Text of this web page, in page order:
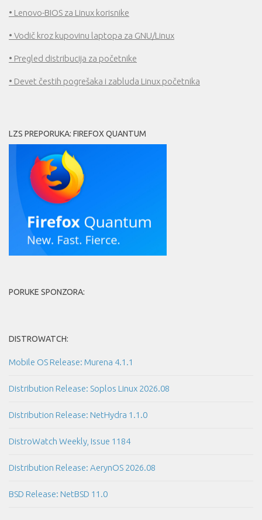
• Lenovo-BIOS za Linux korisnike
• Vodič kroz kupovinu laptopa za GNU/Linux
• Pregled distribucija za početnike
• Devet čestih pogrešaka i zabluda Linux početnika
LZS PREPORUKA: FIREFOX QUANTUM
PORUKE SPONZORA:
DISTROWATCH:
Mobile OS Release: Murena 4.1.1
Distribution Release: Soplos Linux 2026.08
Distribution Release: NetHydra 1.1.0
DistroWatch Weekly, Issue 1184
Distribution Release: AerynOS 2026.08
BSD Release: NetBSD 11.0